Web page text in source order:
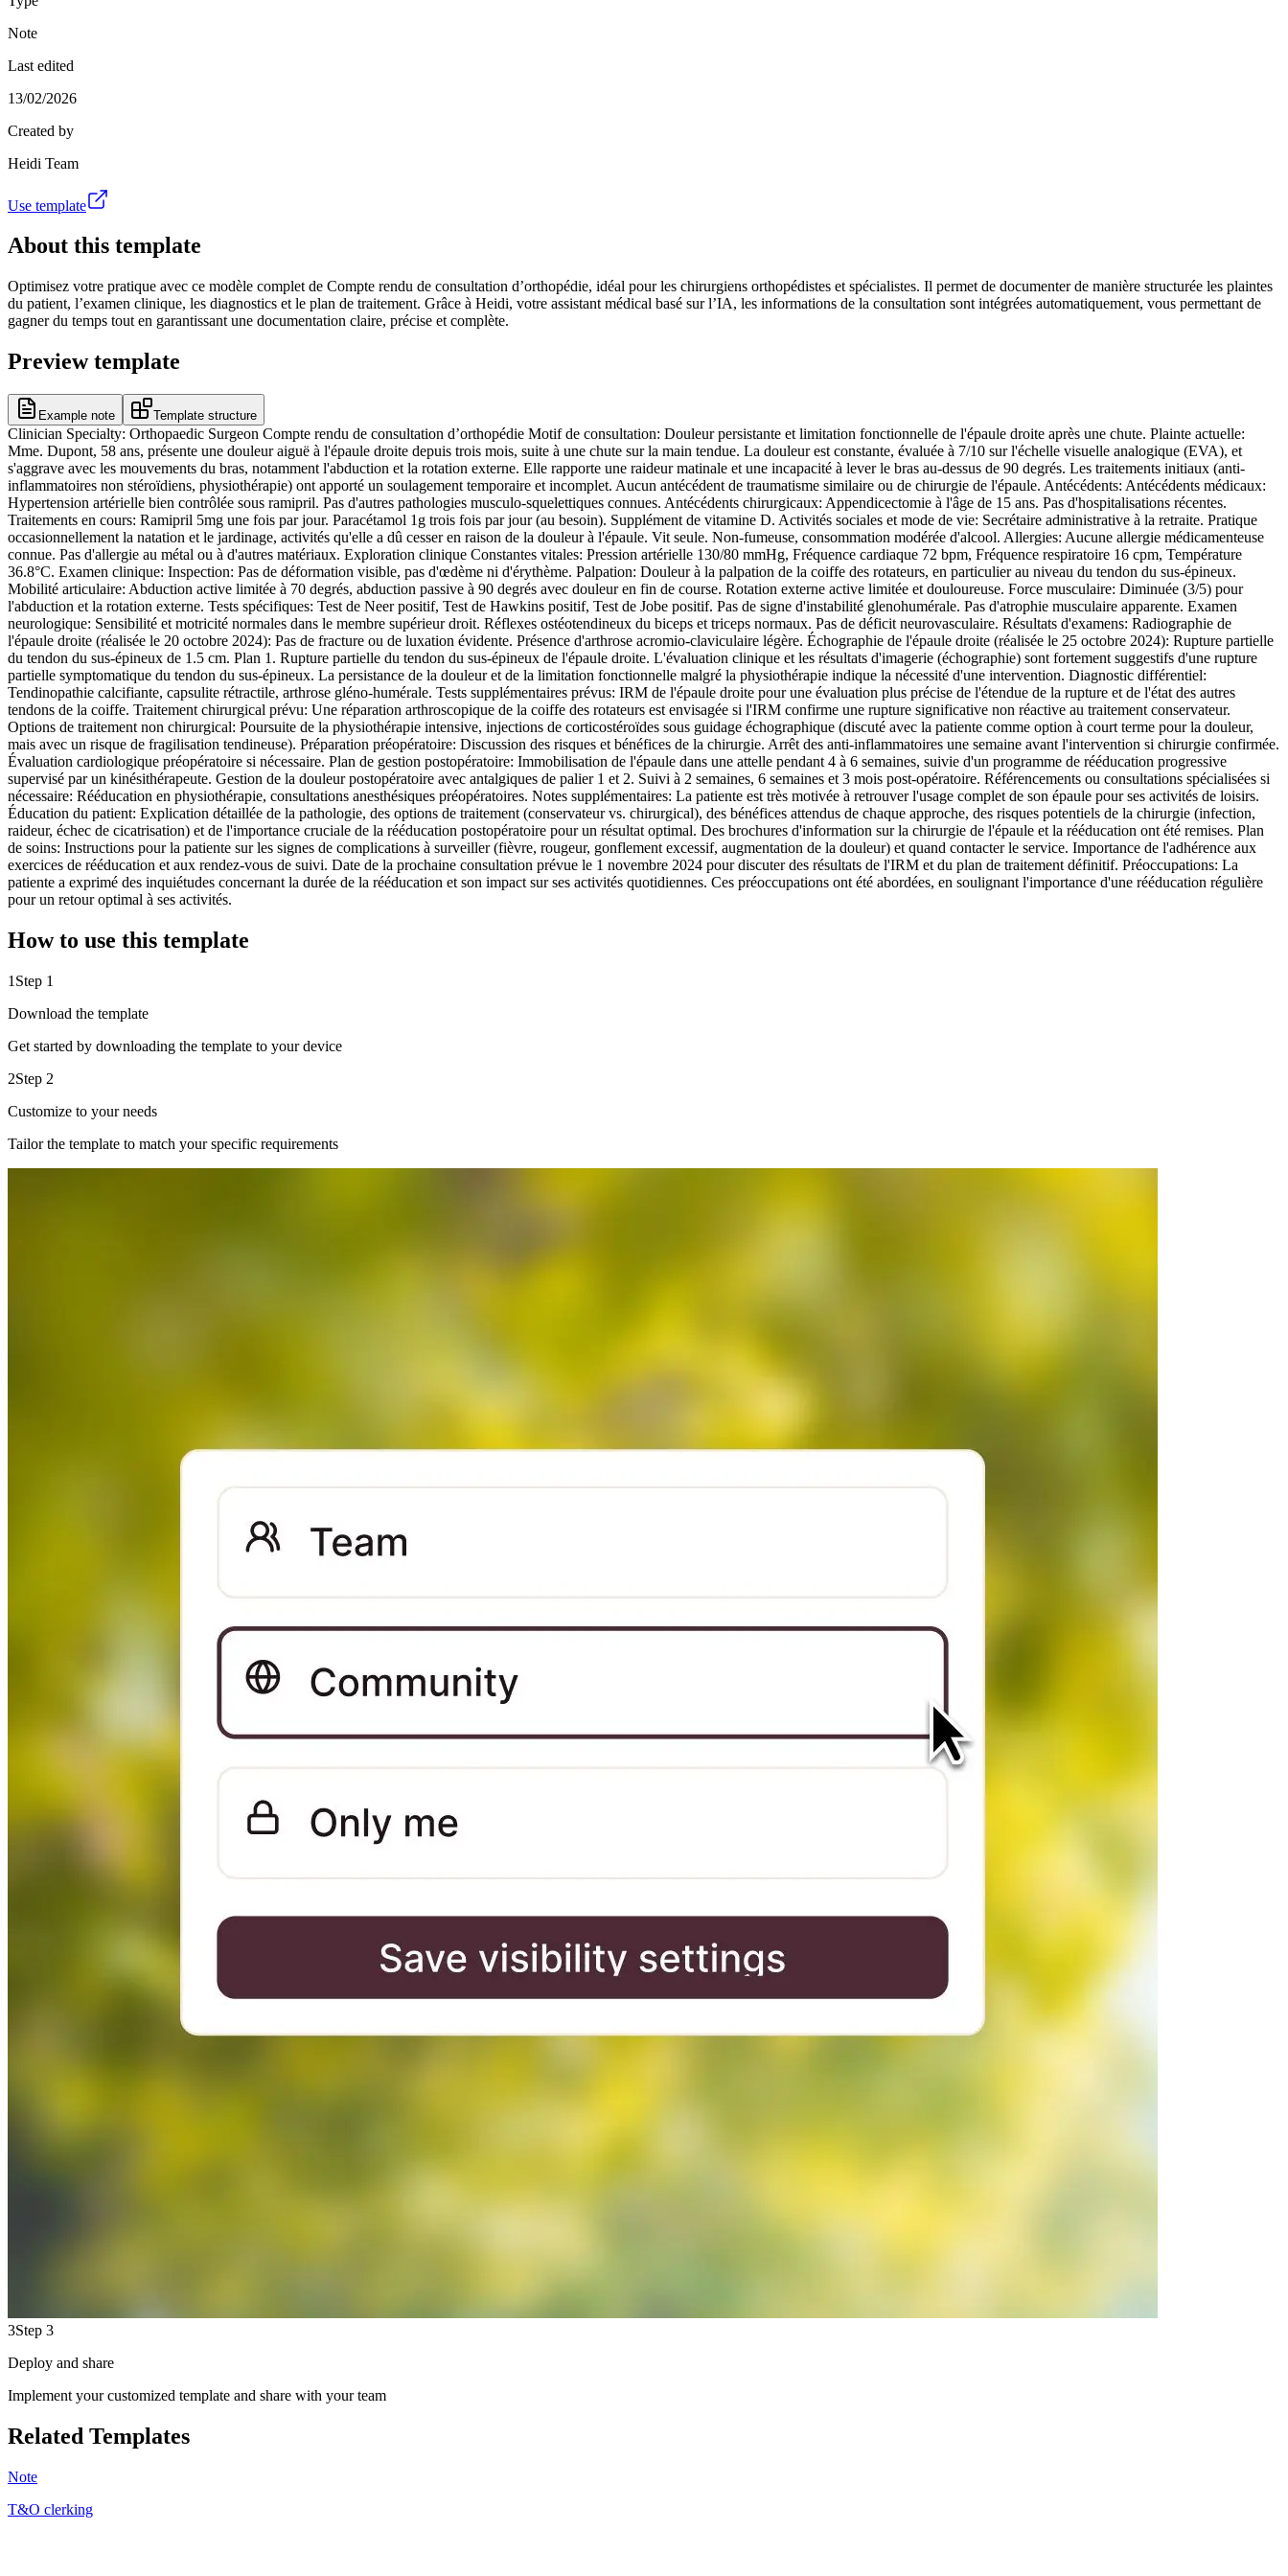
Note
Last edited
13/02/2026
Created by
Heidi Team
Use template
About this template
Optimisez votre pratique avec ce modèle complet de Compte rendu de consultation d’orthopédie, idéal pour les chirurgiens orthopédistes et spécialistes. Il permet de documenter de manière structurée les plaintes
du patient, l’examen clinique, les diagnostics et le plan de traitement. Grâce à Heidi, votre assistant médical basé sur l’IA, les informations de la consultation sont intégrées automatiquement, vous permettant de
gagner du temps tout en garantissant une documentation claire, précise et complète.
Preview template
Example note Template structure
Clinician Specialty: Orthopaedic Surgeon Compte rendu de consultation d’orthopédie Motif de consultation: Douleur persistante et limitation fonctionnelle de l'épaule droite après une chute. Plainte actuelle:
Mme. Dupont, 58 ans, présente une douleur aiguë à l'épaule droite depuis trois mois, suite à une chute sur la main tendue. La douleur est constante, évaluée à 7/10 sur l'échelle visuelle analogique (EVA), et
s'aggrave avec les mouvements du bras, notamment l'abduction et la rotation externe. Elle rapporte une raideur matinale et une incapacité à lever le bras au-dessus de 90 degrés. Les traitements initiaux (anti-
inflammatoires non stéroïdiens, physiothérapie) ont apporté un soulagement temporaire et incomplet. Aucun antécédent de traumatisme similaire ou de chirurgie de l'épaule. Antécédents: Antécédents médicaux:
Hypertension artérielle bien contrôlée sous ramipril. Pas d'autres pathologies musculo-squelettiques connues. Antécédents chirurgicaux: Appendicectomie à l'âge de 15 ans. Pas d'hospitalisations récentes.
Traitements en cours: Ramipril 5mg une fois par jour. Paracétamol 1g trois fois par jour (au besoin). Supplément de vitamine D. Activités sociales et mode de vie: Secrétaire administrative à la retraite. Pratique
occasionnellement la natation et le jardinage, activités qu'elle a dû cesser en raison de la douleur à l'épaule. Vit seule. Non-fumeuse, consommation modérée d'alcool. Allergies: Aucune allergie médicamenteuse
connue. Pas d'allergie au métal ou à d'autres matériaux. Exploration clinique Constantes vitales: Pression artérielle 130/80 mmHg, Fréquence cardiaque 72 bpm, Fréquence respiratoire 16 cpm, Température
36.8°C. Examen clinique: Inspection: Pas de déformation visible, pas d'œdème ni d'érythème. Palpation: Douleur à la palpation de la coiffe des rotateurs, en particulier au niveau du tendon du sus-épineux.
Mobilité articulaire: Abduction active limitée à 70 degrés, abduction passive à 90 degrés avec douleur en fin de course. Rotation externe active limitée et douloureuse. Force musculaire: Diminuée (3/5) pour
l'abduction et la rotation externe. Tests spécifiques: Test de Neer positif, Test de Hawkins positif, Test de Jobe positif. Pas de signe d'instabilité glenohumérale. Pas d'atrophie musculaire apparente. Examen
neurologique: Sensibilité et motricité normales dans le membre supérieur droit. Réflexes ostéotendineux du biceps et triceps normaux. Pas de déficit neurovasculaire. Résultats d'examens: Radiographie de
l'épaule droite (réalisée le 20 octobre 2024): Pas de fracture ou de luxation évidente. Présence d'arthrose acromio-claviculaire légère. Échographie de l'épaule droite (réalisée le 25 octobre 2024): Rupture partielle
du tendon du sus-épineux de 1.5 cm. Plan 1. Rupture partielle du tendon du sus-épineux de l'épaule droite. L'évaluation clinique et les résultats d'imagerie (échographie) sont fortement suggestifs d'une rupture
partielle symptomatique du tendon du sus-épineux. La persistance de la douleur et de la limitation fonctionnelle malgré la physiothérapie indique la nécessité d'une intervention. Diagnostic différentiel:
Tendinopathie calcifiante, capsulite rétractile, arthrose gléno-humérale. Tests supplémentaires prévus: IRM de l'épaule droite pour une évaluation plus précise de l'étendue de la rupture et de l'état des autres
tendons de la coiffe. Traitement chirurgical prévu: Une réparation arthroscopique de la coiffe des rotateurs est envisagée si l'IRM confirme une rupture significative non réactive au traitement conservateur.
Options de traitement non chirurgical: Poursuite de la physiothérapie intensive, injections de corticostéroïdes sous guidage échographique (discuté avec la patiente comme option à court terme pour la douleur,
mais avec un risque de fragilisation tendineuse). Préparation préopératoire: Discussion des risques et bénéfices de la chirurgie. Arrêt des anti-inflammatoires une semaine avant l'intervention si chirurgie confirmée.
Évaluation cardiologique préopératoire si nécessaire. Plan de gestion postopératoire: Immobilisation de l'épaule dans une attelle pendant 4 à 6 semaines, suivie d'un programme de rééducation progressive
supervisé par un kinésithérapeute. Gestion de la douleur postopératoire avec antalgiques de palier 1 et 2. Suivi à 2 semaines, 6 semaines et 3 mois post-opératoire. Référencements ou consultations spécialisées si
nécessaire: Rééducation en physiothérapie, consultations anesthésiques préopératoires. Notes supplémentaires: La patiente est très motivée à retrouver l'usage complet de son épaule pour ses activités de loisirs.
Éducation du patient: Explication détaillée de la pathologie, des options de traitement (conservateur vs. chirurgical), des bénéfices attendus de chaque approche, des risques potentiels de la chirurgie (infection,
raideur, échec de cicatrisation) et de l'importance cruciale de la rééducation postopératoire pour un résultat optimal. Des brochures d'information sur la chirurgie de l'épaule et la rééducation ont été remises. Plan
de soins: Instructions pour la patiente sur les signes de complications à surveiller (fièvre, rougeur, gonflement excessif, augmentation de la douleur) et quand contacter le service. Importance de l'adhérence aux
exercices de rééducation et aux rendez-vous de suivi. Date de la prochaine consultation prévue le 1 novembre 2024 pour discuter des résultats de l'IRM et du plan de traitement définitif. Préoccupations: La
patiente a exprimé des inquiétudes concernant la durée de la rééducation et son impact sur ses activités quotidiennes. Ces préoccupations ont été abordées, en soulignant l'importance d'une rééducation régulière
pour un retour optimal à ses activités.
How to use this template
1 Step 1
Download the template
Get started by downloading the template to your device
2Step 2
Customize to your needs
Tailor the template to match your specific requirements
3Step 3
Deploy and share
Implement your customized template and share with your team
Related Templates
Note
T&O clerking